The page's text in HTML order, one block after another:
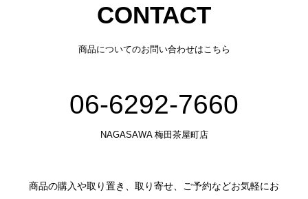
CONTACT
商品についてのお問い合わせはこちら
06-6292-7660
NAGASAWA 梅田茶屋町店
商品の購入や取り置き、取り寄せ、ご予約などお気軽にお